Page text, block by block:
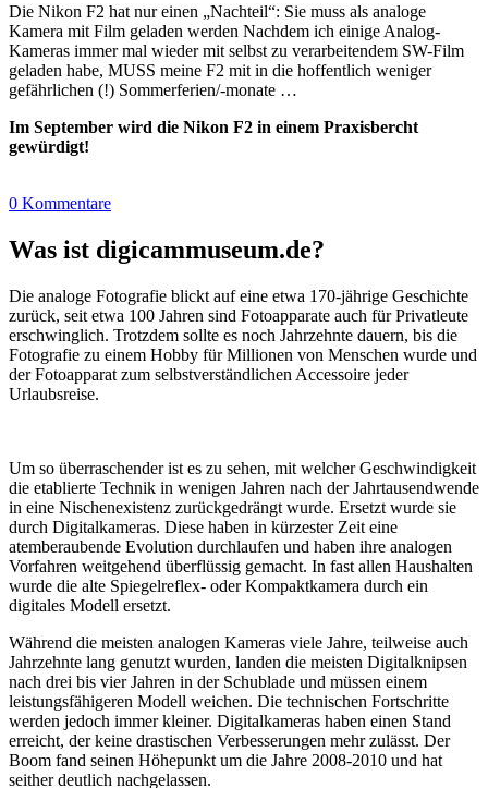
Die Nikon F2 hat nur einen „Nachteil“: Sie muss als analoge
Kamera mit Film geladen werden Nachdem ich einige Analog-
Kameras immer mal wieder mit selbst zu verarbeitendem SW-Film
geladen habe, MUSS meine F2 mit in die hoffentlich weniger
gefährlichen (!) Sommerferien/-monate …
Im September wird die Nikon F2 in einem Praxisbercht
gewürdigt!
0 Kommentare
Was ist digicammuseum.de?
Die analoge Fotografie blickt auf eine etwa 170-jährige Geschichte
zurück, seit etwa 100 Jahren sind Fotoapparate auch für Privatleute
erschwinglich. Trotzdem sollte es noch Jahrzehnte dauern, bis die
Fotografie zu einem Hobby für Millionen von Menschen wurde und
der Fotoapparat zum selbstverständlichen Accessoire jeder
Urlaubsreise.
Um so überraschender ist es zu sehen, mit welcher Geschwindigkeit
die etablierte Technik in wenigen Jahren nach der Jahrtausendwende
in eine Nischenexistenz zurückgedrängt wurde. Ersetzt wurde sie
durch Digitalkameras. Diese haben in kürzester Zeit eine
atemberaubende Evolution durchlaufen und haben ihre analogen
Vorfahren weitgehend überflüssig gemacht. In fast allen Haushalten
wurde die alte Spiegelreflex- oder Kompaktkamera durch ein
digitales Modell ersetzt.
Während die meisten analogen Kameras viele Jahre, teilweise auch
Jahrzehnte lang genutzt wurden, landen die meisten Digitalknipsen
nach drei bis vier Jahren in der Schublade und müssen einem
leistungsfähigeren Modell weichen. Die technischen Fortschritte
werden jedoch immer kleiner. Digitalkameras haben einen Stand
erreicht, der keine drastischen Verbesserungen mehr zulässt. Der
Boom fand seinen Höhepunkt um die Jahre 2008-2010 und hat
seither deutlich nachgelassen.